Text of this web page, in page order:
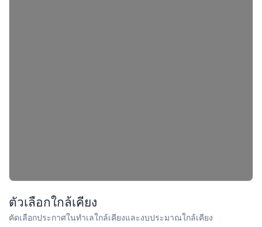
ตัวเลือกใกล้เคียง
คัดเลือกประกาศในทำเลใกล้เคียงและงบประมาณใกล้เคียง